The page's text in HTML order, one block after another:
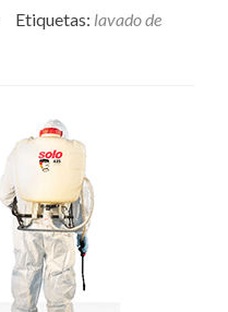
about
Etiquetas: lavado de